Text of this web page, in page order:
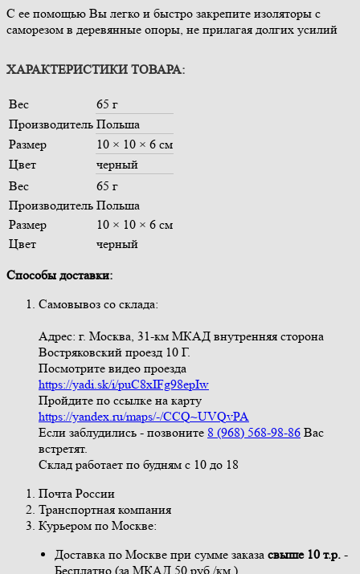
С ее помощью Вы легко и быстро закрепите изоляторы с
саморезом в деревянные опоры, не прилагая долгих усилий
ХАРАКТЕРИСТИКИ ТОВАРА:
Вес
65 г
Производитель Польша
Размер
10 × 10 × 6 см
Цвет
черный
Вес
65 г
Производитель Польша
Размер
10 × 10 × 6 см
Цвет
черный
Способы доставки:
Самовывоз со склада:
Адрес: г. Москва, 31-км МКАД внутренняя сторона
Востряковский проезд 10 Г.
Посмотрите видео проезда
https://yadi.sk/i/puC8xIFg98epIw
Пройдите по ссылке на карту
https://yandex.ru/maps/-/CCQ~UVQvPA
Если заблудились - позвоните 8 (968) 568-98-86 Вас
встретят.
Склад работает по будням с 10 до 18
Почта России
Транспортная компания
Курьером по Москве:
Доставка по Москве при сумме заказа свыше 10 т.р. -
Бесплатно.(за МКАД 50 руб./км.)